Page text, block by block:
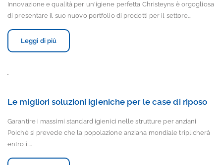
Innovazione e qualità per un'igiene perfetta Christeyns è orgogliosa
di presentare il suo nuovo portfolio di prodotti per il settore…
Leggi di più
Le migliori soluzioni igieniche per le case di riposo
Garantire i massimi standard igienici nelle strutture per anziani
Poiché si prevede che la popolazione anziana mondiale triplicherà
entro il…